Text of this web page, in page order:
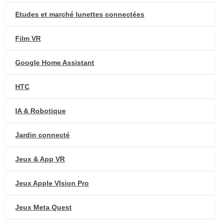
Etudes et marché lunettes connectées
Film VR
Google Home Assistant
HTC
IA & Robotique
Jardin connecté
Jeux & App VR
Jeux Apple VIsion Pro
Jeux Meta Quest